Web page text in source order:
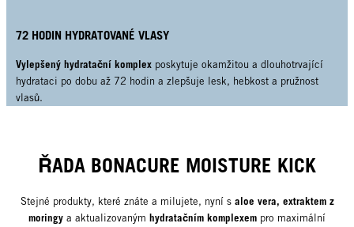
72 HODIN HYDRATOVANÉ VLASY
Vylepšený hydratační komplex poskytuje okamžitou a dlouhotrvající
hydrataci po dobu až 72 hodin a zlepšuje lesk, hebkost a pružnost
vlasů.
ŘADA BONACURE MOISTURE KICK
Stejné produkty, které znáte a milujete, nyní s aloe vera, extraktem z
moringy a aktualizovaným hydratačním komplexem pro maximální